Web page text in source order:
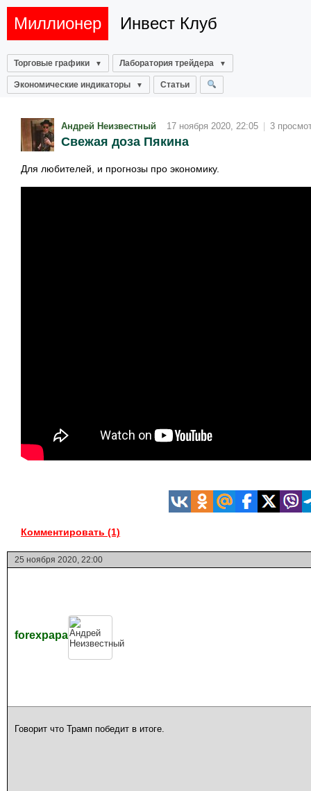
Миллионер Инвест Клуб
Торговые графики Лаборатория трейдера
Экономические индикаторы Статьи
Андрей Неизвестный 17 ноября 2020, 22:05 | 3
Свежая доза Пякина
Для любителей, и прогнозы про экономику.
Комментировать (1)
25 ноября 2020, 22:00
forexpapa
Говорит что Трамп победит в итоге.